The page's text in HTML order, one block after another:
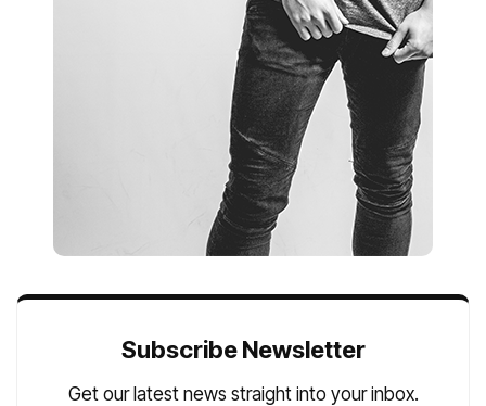
Subscribe Newsletter
Get our latest news straight into your inbox.